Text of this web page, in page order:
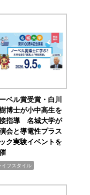
ベル賞受賞・白川
博士が小中高生を
指導 名城大学が
会と導電性プラス
ク実験イベントを
イフスタイル